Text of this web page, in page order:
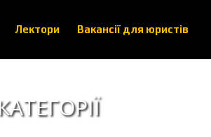
Лектори Вакансії для юристів
КАТЕГОРІЇ